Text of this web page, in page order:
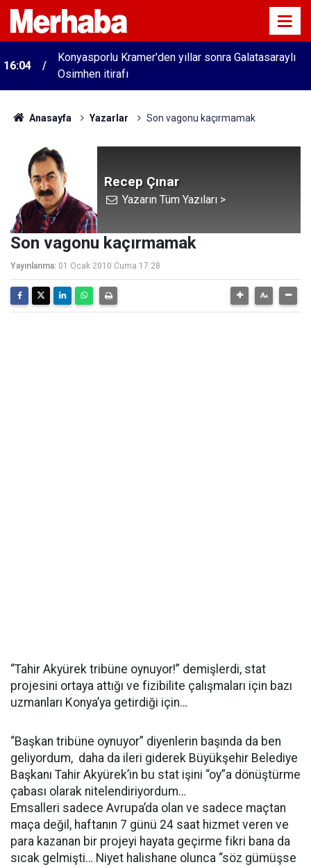
16:04
Konyasporlu Kramer'den yıllar sonra Galatasaraylı
Osimhen itirafı
Anasayfa Yazarlar Son vagonu kaçırmamak
Recep Çınar
Yazarın Tüm Yazıları >
Son vagonu kaçırmamak
Yayınlanma: 01 Ocak 2010 Cuma 17:28
“Tahir Akyürek tribüne oynuyor!” demişlerdi, stat
projesini ortaya attığı ve fizibilite çalışmaları için bazı
uzmanları Konya’ya getirdiği için…
“Başkan tribüne oynuyor” diyenlerin başında da ben
geliyordum, daha da ileri giderek Büyükşehir Belediye
Başkanı Tahir Akyürek’in bu stat işini “oy”a dönüştürme
çabası olarak nitelendiriyordum…
Emsalleri sadece Avrupa’da olan ve sadece maçtan
maça değil, haftanın 7 günü 24 saat hizmet veren ve
para kazanan bir projeyi hayata geçirme fikri bana da
sıcak gelmişti… Niyet halishane olunca “söz gümüşse